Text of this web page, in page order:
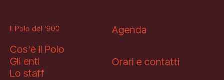
Il Polo del ‘900
Cos'è il Polo
Gli enti
Lo staff
Agenda
Orari e contatti